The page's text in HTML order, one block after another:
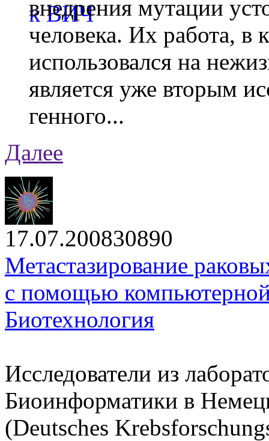
внедрения мутации
человека. Их работа, в
использовался на
является уже вторым
генного...
Далее
17.07.200830890
Метастазирование
с помощью
Биотехнология
Исследователи из
Биоинформатики в
(Deutsches